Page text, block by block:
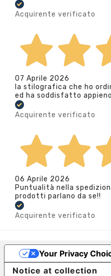
Acquirente verificato
07 Aprile 2026
la stilografica che ho
ed ha soddisfatto
Acquirente verificato
06 Aprile 2026
Puntualità nella
prodotti parlano da se!!
Acquirente verificato
Notice at collection
Your Privacy